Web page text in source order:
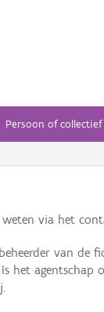
Persoon of collectief
via het
van de
het